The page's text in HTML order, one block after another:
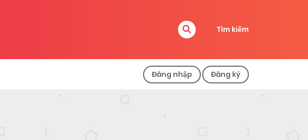
Tìm kiếm
Đăng nhập Đăng ký